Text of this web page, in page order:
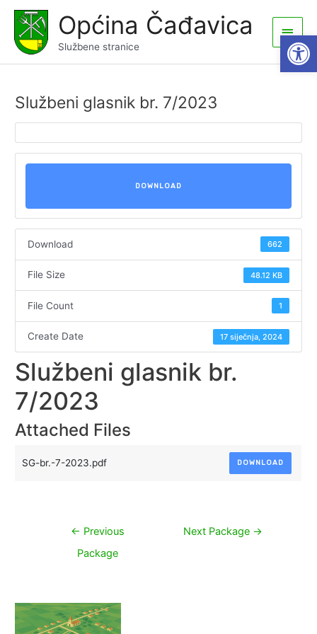
content
Općina Čađavica
Službene stranice
Main
Menu
Službeni glasnik br. 7/2023
DOWNLOAD
Download 662
File Size 48.12 KB
File Count 1
Create Date 17 siječnja, 2024
Službeni glasnik br.
7/2023
Attached Files
SG-br.-7-2023.pdf DOWNLOAD
Navigacija
← Previous
Package
Next Package →